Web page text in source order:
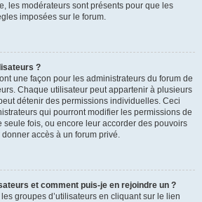
les modérateurs sont présents pour que les
imposées sur le forum.
?
une façon pour les administrateurs du forum de
Chaque utilisateur peut appartenir à plusieurs
détenir des permissions individuelles. Ceci
qui pourront modifier les permissions de
fois, ou encore leur accorder des pouvoirs
accès à un forum privé.
et comment puis-je en rejoindre un ?
groupes d’utilisateurs en cliquant sur le lien